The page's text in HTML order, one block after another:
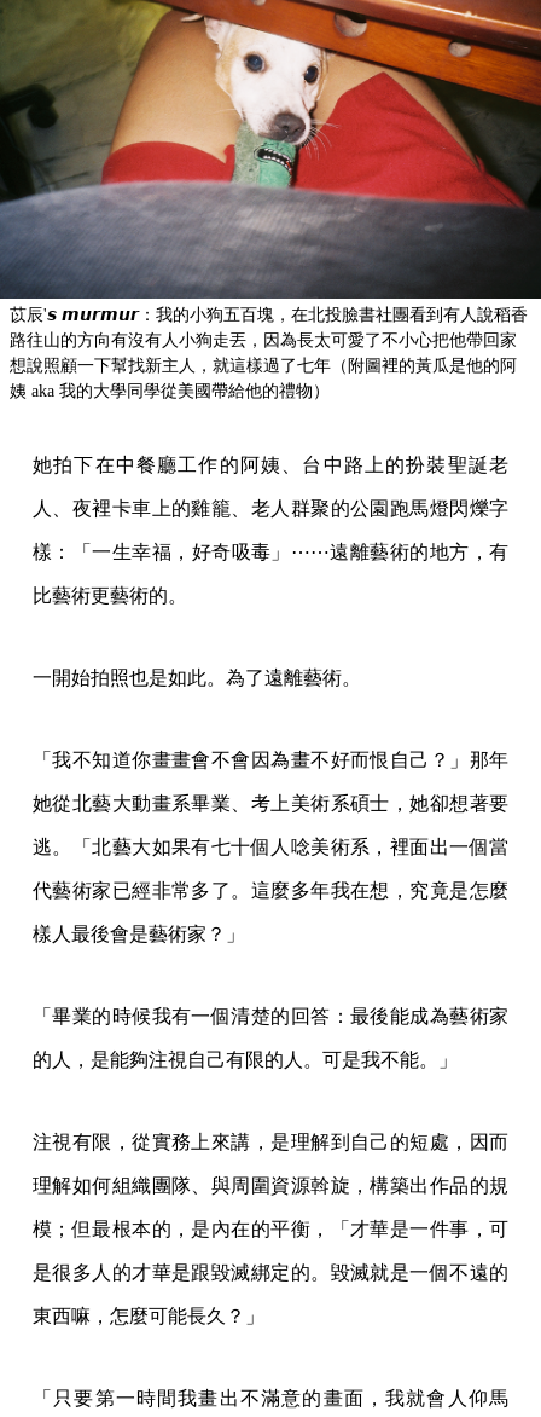
想說照顧一下幫找新主人，就這樣過了七年（附圖裡的黃瓜是他的阿
姨 aka 我的大學同學從美國帶給他的禮物）
她拍下在中餐廳工作的阿姨、台中路上的扮裝聖誕老
人、夜裡卡車上的雞籠、老人群聚的公園跑馬燈閃爍字
樣：「一生幸福，好奇吸毒」⋯⋯遠離藝術的地方，有
比藝術更藝術的。
一開始拍照也是如此。為了遠離藝術。
她從北藝大動畫系畢業、考上美術系碩士，她卻想著要
逃。「北藝大如果有七十個人唸美術系，裡面出一個當
代藝術家已經非常多了。這麼多年我在想，究竟是怎麼
樣人最後會是藝術家？」
「畢業的時候我有一個清楚的回答：最後能成為藝術家
注視有限，從實務上來講，是理解到自己的短處，因而
理解如何組織團隊、與周圍資源斡旋，構築出作品的規
模；但最根本的，是內在的平衡，「才華是一件事，可
是很多人的才華是跟毀滅綁定的。毀滅就是一個不遠的
「只要第一時間我畫出不滿意的畫面，我就會人仰馬
垃圾——這件事太辛苦了，我只好學會怎麼逃離現
場。」
如何逃離？就是底片。等待底片送件、沖洗、上傳的時
間，人已經不在原處了，「你沒有辦法在當下有情緒去